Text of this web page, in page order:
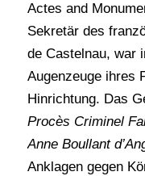
Actes and
Sekretär des
de Castelnau, war
Augenzeuge ihres
Hinrichtung. Das
Procès Criminel
Anne Boullant
Anklagen gegen